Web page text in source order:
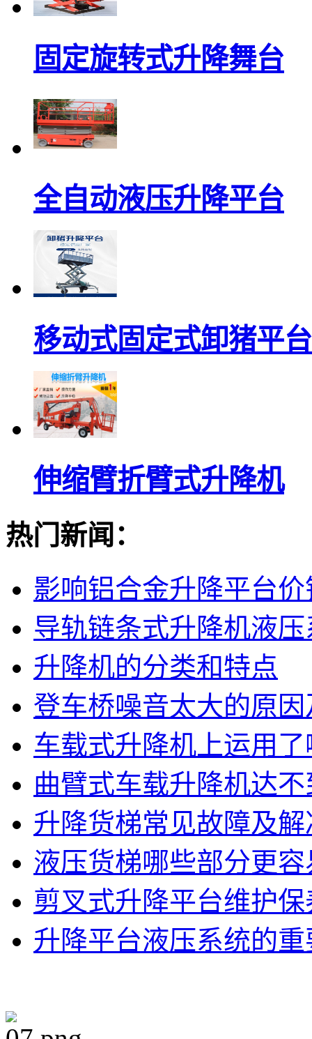
固定旋转式升降舞台
全自动液压升降平台
移动式固定式卸猪平台
伸缩臂折臂式升降机
热门新闻：
影响铝合金升降平台
导轨链条式升降机液
升降机的分类和特点
登车桥噪音太大的原
车载式升降机上运用
曲臂式车载升降机达
升降货梯常见故障及
液压货梯哪些部分更
剪叉式升降平台维护
升降平台液压系统的重